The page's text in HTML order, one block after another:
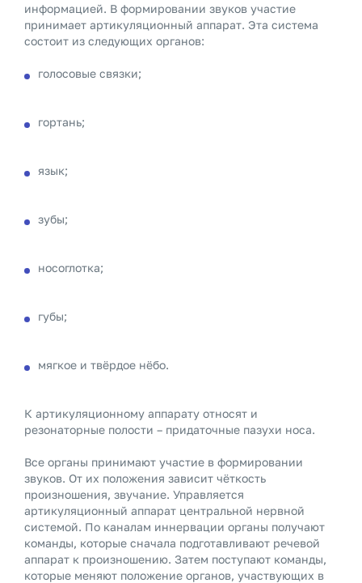
информацией. В формировании звуков участие
принимает артикуляционный аппарат. Эта система
состоит из следующих органов:
голосовые связки;
гортань;
язык;
зубы;
носоглотка;
губы;
мягкое и твёрдое нёбо.
К артикуляционному аппарату относят и
резонаторные полости – придаточные пазухи носа.
Все органы принимают участие в формировании
звуков. От их положения зависит чёткость
произношения, звучание. Управляется
артикуляционный аппарат центральной нервной
системой. По каналам иннервации органы получают
команды, которые сначала подготавливают речевой
аппарат к произношению. Затем поступают команды,
которые меняют положение органов, участвующих в